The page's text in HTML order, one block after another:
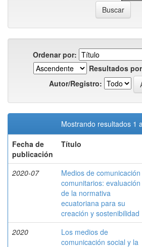
Ordenar por:
Resultados
Autor/Registro:
Mostrando resultados 1
Fecha de
publicación
Título
2020-07
Medios de comunicación
comunitarios: evaluación
de la normativa
ecuatoriana para su
creación y sostenibilidad
2020
Los medios de
comunicación social y la